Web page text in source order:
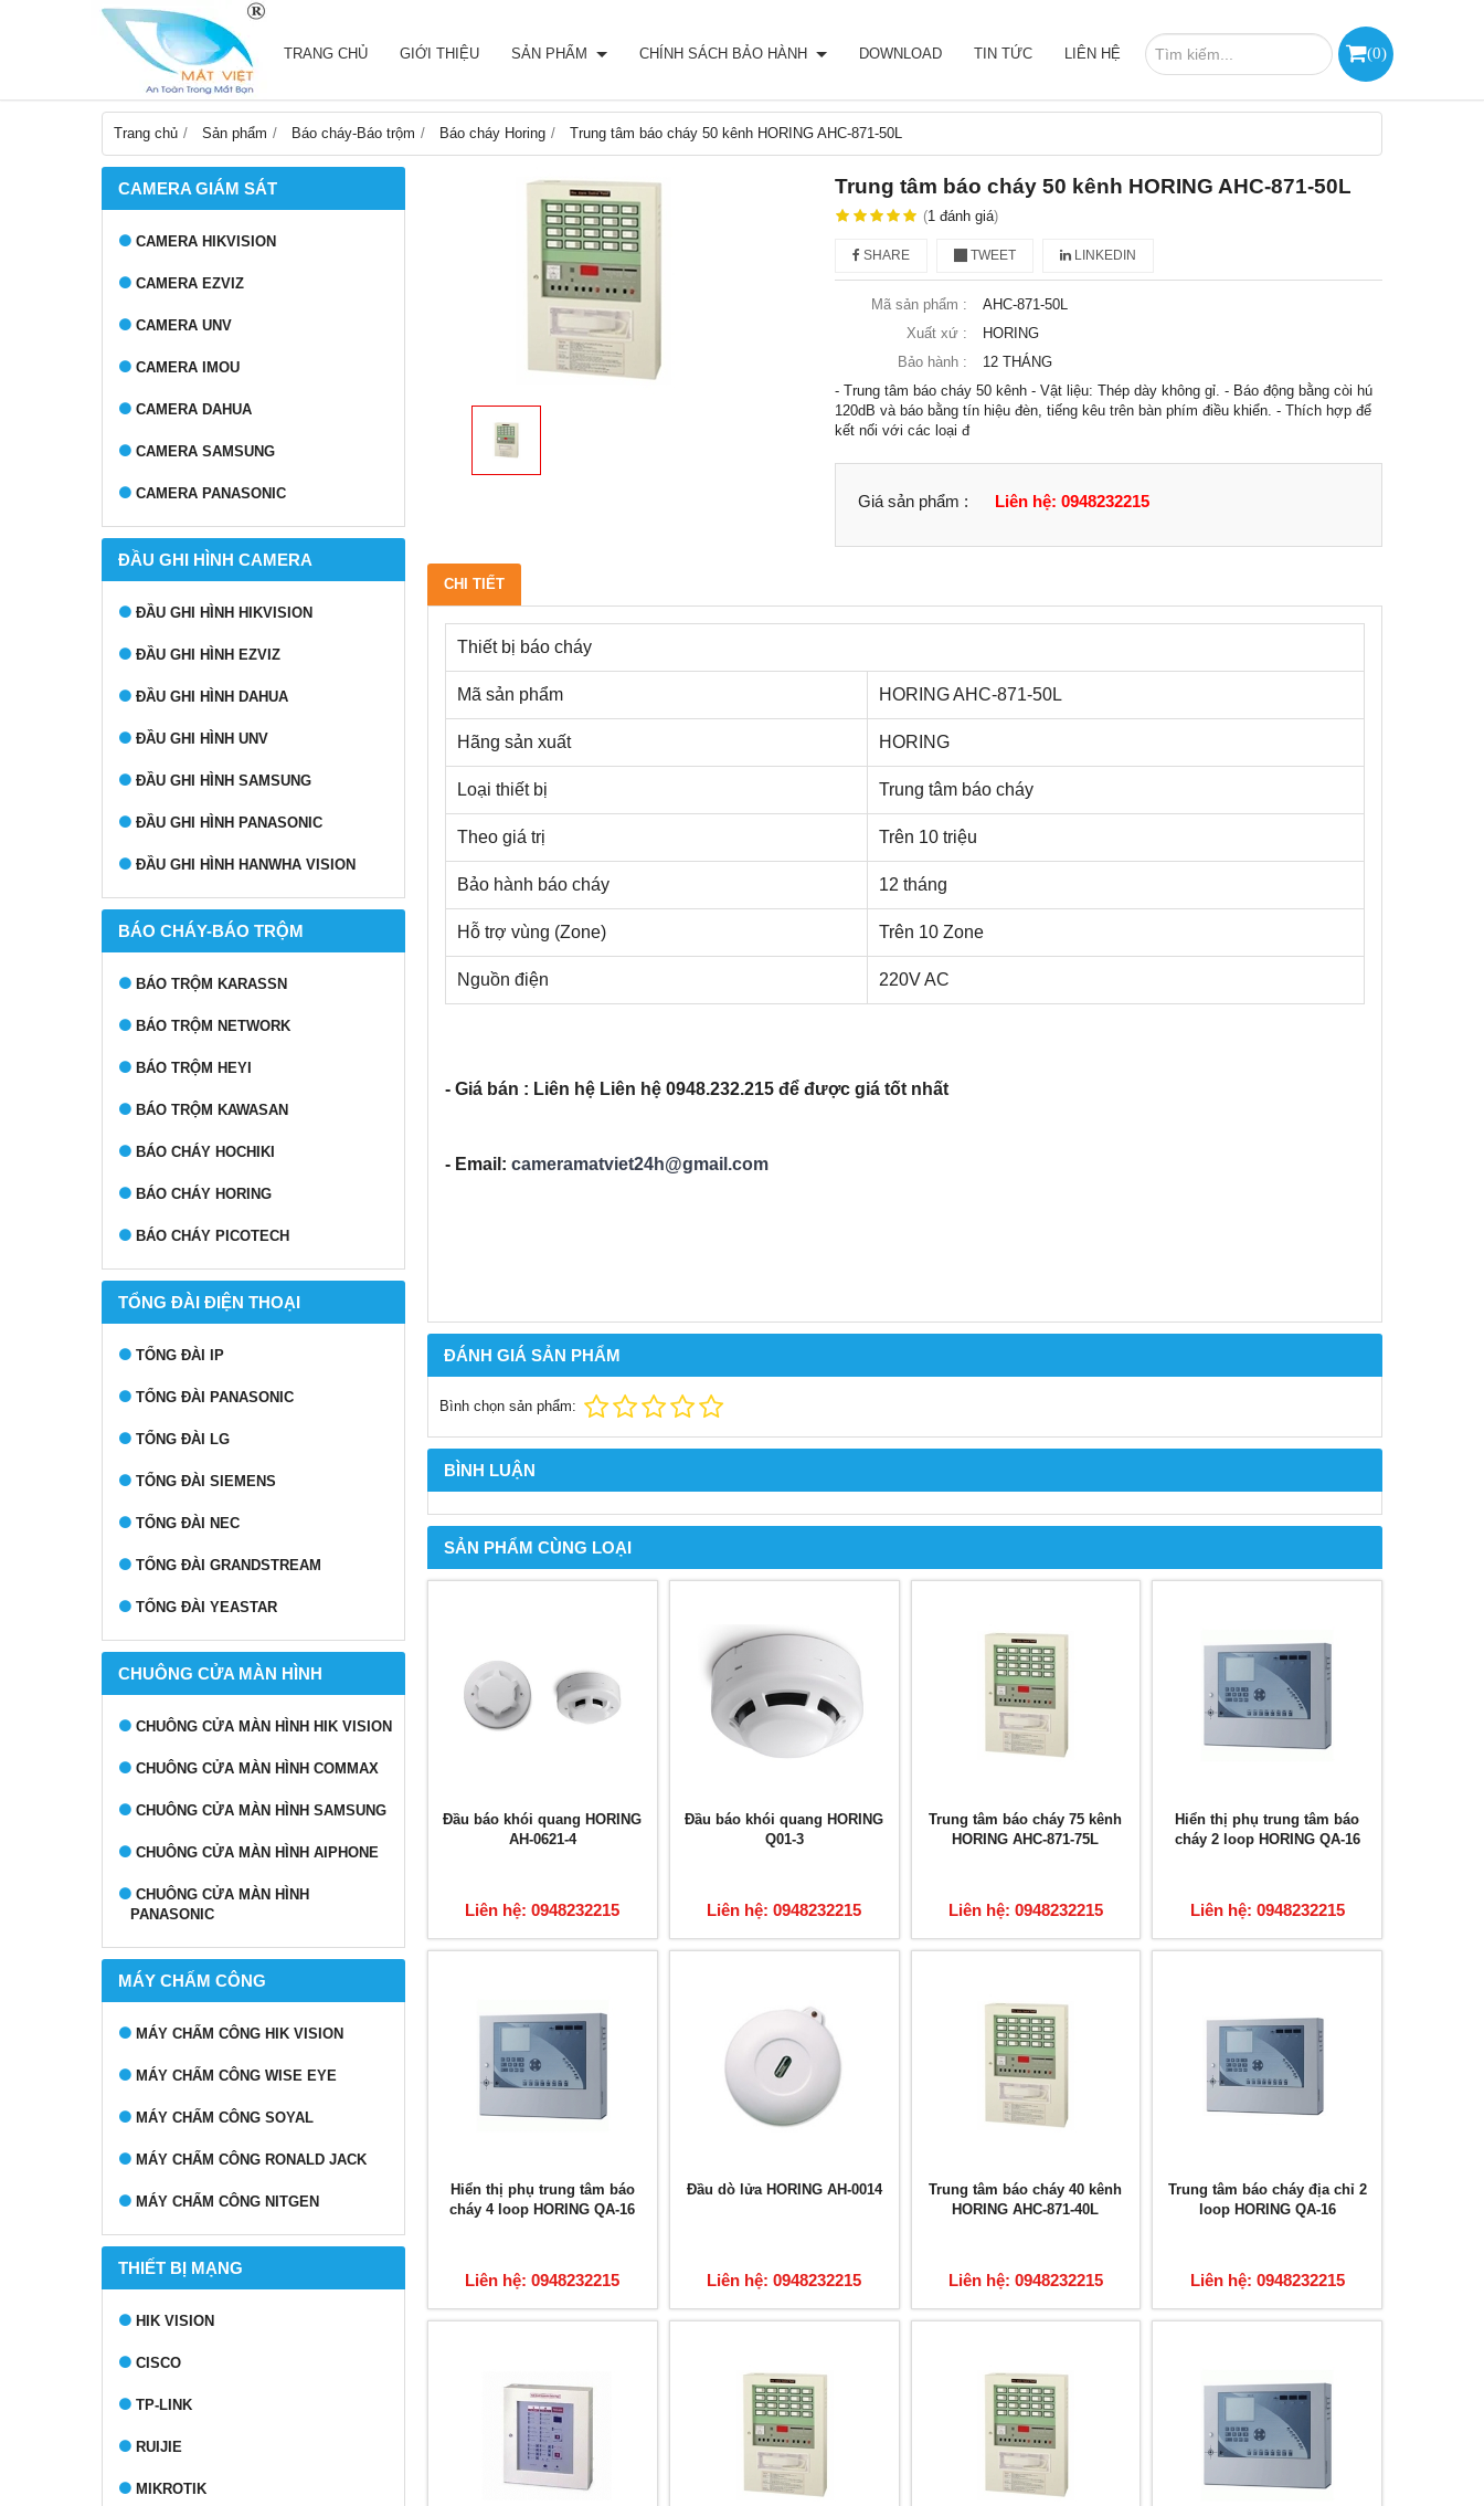
(0)
TRANG CHỦ GIỚI THIỆU SẢN PHẨM CHÍNH SÁCH BẢO HÀNH DOWNLOAD TIN TỨC LIÊN HỆ
Trang chủ Sản phẩm Báo cháy-Báo trộm Báo cháy Horing Trung tâm báo cháy 50 kênh HORING AHC-871-50L
CAMERA GIÁM SÁT
CAMERA HIKVISION
CAMERA EZVIZ
CAMERA UNV
CAMERA IMOU
CAMERA DAHUA
CAMERA SAMSUNG
CAMERA PANASONIC
ĐẦU GHI HÌNH CAMERA
ĐẦU GHI HÌNH HIKVISION
ĐẦU GHI HÌNH EZVIZ
ĐẦU GHI HÌNH DAHUA
ĐẦU GHI HÌNH UNV
ĐẦU GHI HÌNH SAMSUNG
ĐẦU GHI HÌNH PANASONIC
ĐẦU GHI HÌNH HANWHA VISION
BÁO CHÁY-BÁO TRỘM
BÁO TRỘM KARASSN
BÁO TRỘM NETWORK
BÁO TRỘM HEYI
BÁO TRỘM KAWASAN
BÁO CHÁY HOCHIKI
BÁO CHÁY HORING
BÁO CHÁY PICOTECH
TỔNG ĐÀI ĐIỆN THOẠI
TỔNG ĐÀI IP
TỔNG ĐÀI PANASONIC
TỔNG ĐÀI LG
TỔNG ĐÀI SIEMENS
TỔNG ĐÀI NEC
TỔNG ĐÀI GRANDSTREAM
TỔNG ĐÀI YEASTAR
CHUÔNG CỬA MÀN HÌNH
CHUÔNG CỬA MÀN HÌNH HIK VISION
CHUÔNG CỬA MÀN HÌNH COMMAX
CHUÔNG CỬA MÀN HÌNH SAMSUNG
CHUÔNG CỬA MÀN HÌNH AIPHONE
CHUÔNG CỬA MÀN HÌNH
PANASONIC
MÁY CHẤM CÔNG
MÁY CHẤM CÔNG HIK VISION
MÁY CHẤM CÔNG WISE EYE
MÁY CHẤM CÔNG SOYAL
MÁY CHẤM CÔNG RONALD JACK
MÁY CHẤM CÔNG NITGEN
THIẾT BỊ MẠNG
HIK VISION
CISCO
TP-LINK
RUIJIE
MIKROTIK
Trung tâm báo cháy 50 kênh HORING AHC-871-50L
(1 đánh giá)
SHARE TWEET LINKEDIN
Mã sản phẩm :
AHC-871-50L
Xuất xứ :
HORING
Bảo hành :
12 THÁNG
- Trung tâm báo cháy 50 kênh - Vật liệu: Thép dày không gỉ. - Báo động bằng còi hú
120dB và báo bằng tín hiệu đèn, tiếng kêu trên bàn phím điều khiển. - Thích hợp để
kết nối với các loại đ
Giá sản phẩm : Liên hệ: 0948232215
CHI TIẾT
Thiết bị báo cháy
Mã sản phẩm HORING AHC-871-50L
Hãng sản xuất HORING
Loại thiết bị Trung tâm báo cháy
Theo giá trị Trên 10 triệu
Bảo hành báo cháy 12 tháng
Hỗ trợ vùng (Zone) Trên 10 Zone
Nguồn điện 220V AC
- Giá bán : Liên hệ Liên hệ 0948.232.215 để được giá tốt nhất
- Email: cameramatviet24h@gmail.com
ĐÁNH GIÁ SẢN PHẨM
Bình chọn sản phẩm:
BÌNH LUẬN
SẢN PHẨM CÙNG LOẠI
Đầu báo khói quang HORING
AH-0621-4
Liên hệ: 0948232215
Đầu báo khói quang HORING
Q01-3
Liên hệ: 0948232215
Trung tâm báo cháy 75 kênh
HORING AHC-871-75L
Liên hệ: 0948232215
Hiển thị phụ trung tâm báo
cháy 2 loop HORING QA-16
Liên hệ: 0948232215
Hiển thị phụ trung tâm báo
cháy 4 loop HORING QA-16
Liên hệ: 0948232215
Đầu dò lửa HORING AH-0014
Liên hệ: 0948232215
Trung tâm báo cháy 40 kênh
HORING AHC-871-40L
Liên hệ: 0948232215
Trung tâm báo cháy địa chỉ 2
loop HORING QA-16
Liên hệ: 0948232215